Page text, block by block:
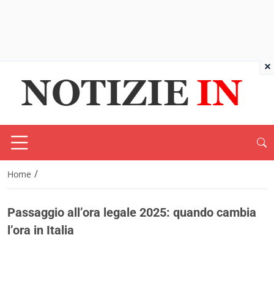
Home /
Passaggio all’ora legale 2025: quando cambia
l’ora in Italia
×